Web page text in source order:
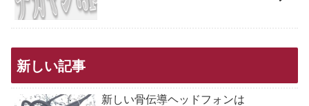
新しい記事
新しい骨伝導ヘッドフォンは